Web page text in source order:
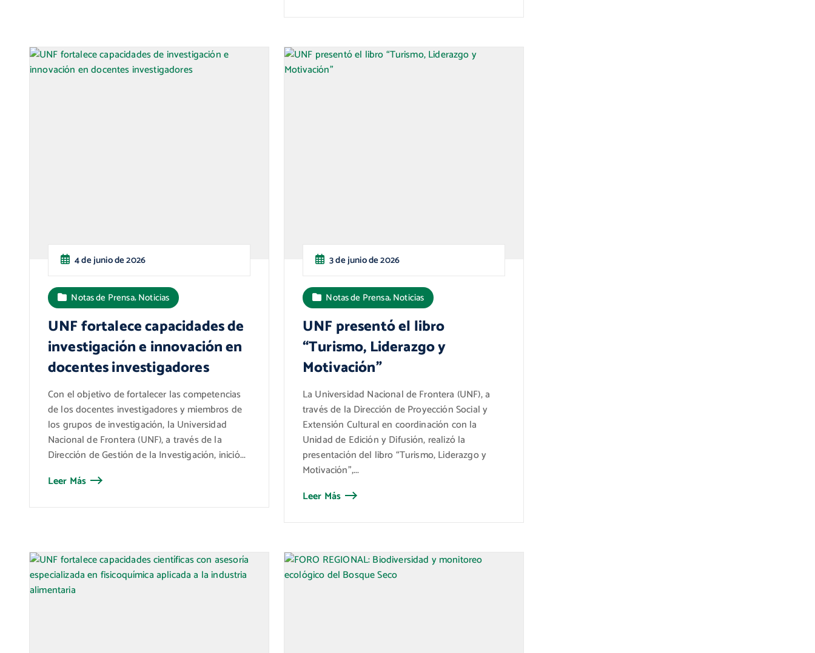
4 de junio de 2026
Notas de Prensa,Noticias
UNF fortalece capacidades de
investigación e innovación en
docentes investigadores
Con el objetivo de fortalecer las competencias
de los docentes investigadores y miembros de
los grupos de investigación, la Universidad
Nacional de Frontera (UNF), a través de la
Dirección de Gestión de la Investigación, inició...
Leer Más
3 de junio de 2026
Notas de Prensa,Noticias
UNF presentó el libro
“Turismo, Liderazgo y
Motivación”
La Universidad Nacional de Frontera (UNF), a
través de la Dirección de Proyección Social y
Extensión Cultural en coordinación con la
Unidad de Edición y Difusión, realizó la
presentación del libro “Turismo, Liderazgo y
Motivación”,...
Leer Más